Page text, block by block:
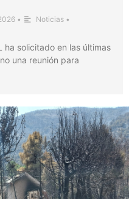
• Noticias •
ha solicitado en las últimas
una reunión para